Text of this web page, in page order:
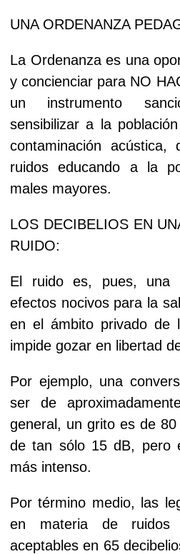
UNA ORDENANZA
La Ordenanza es una
y concienciar para NO
un instrumento
sensibilizar a la
contaminación acústica,
ruidos educando a la
males mayores.
LOS DECIBELIOS EN
RUIDO:
El ruido es, pues, una
efectos nocivos para la
en el ámbito privado de
impide gozar en libertad
Por ejemplo, una
ser de
general, un grito es de
de tan sólo 15 dB, pero
más intenso.
Por término medio, las
en materia de ruidos
aceptables en 65